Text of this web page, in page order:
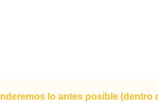
lo antes posible (dentro